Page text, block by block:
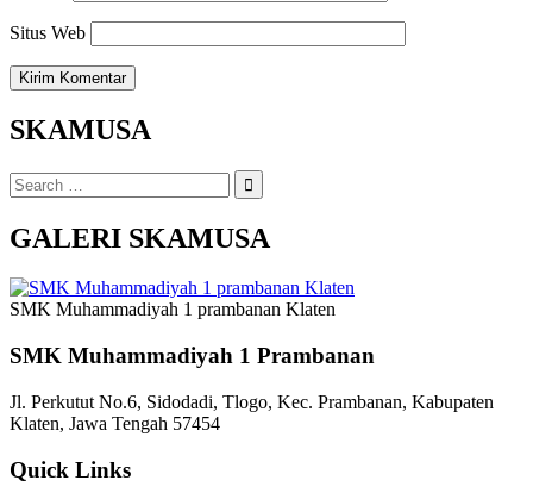
Situs Web
SKAMUSA
Search
for:
GALERI SKAMUSA
SMK Muhammadiyah 1 prambanan Klaten
SMK Muhammadiyah 1 Prambanan
Jl. Perkutut No.6, Sidodadi, Tlogo, Kec. Prambanan, Kabupaten
Klaten, Jawa Tengah 57454
Quick Links